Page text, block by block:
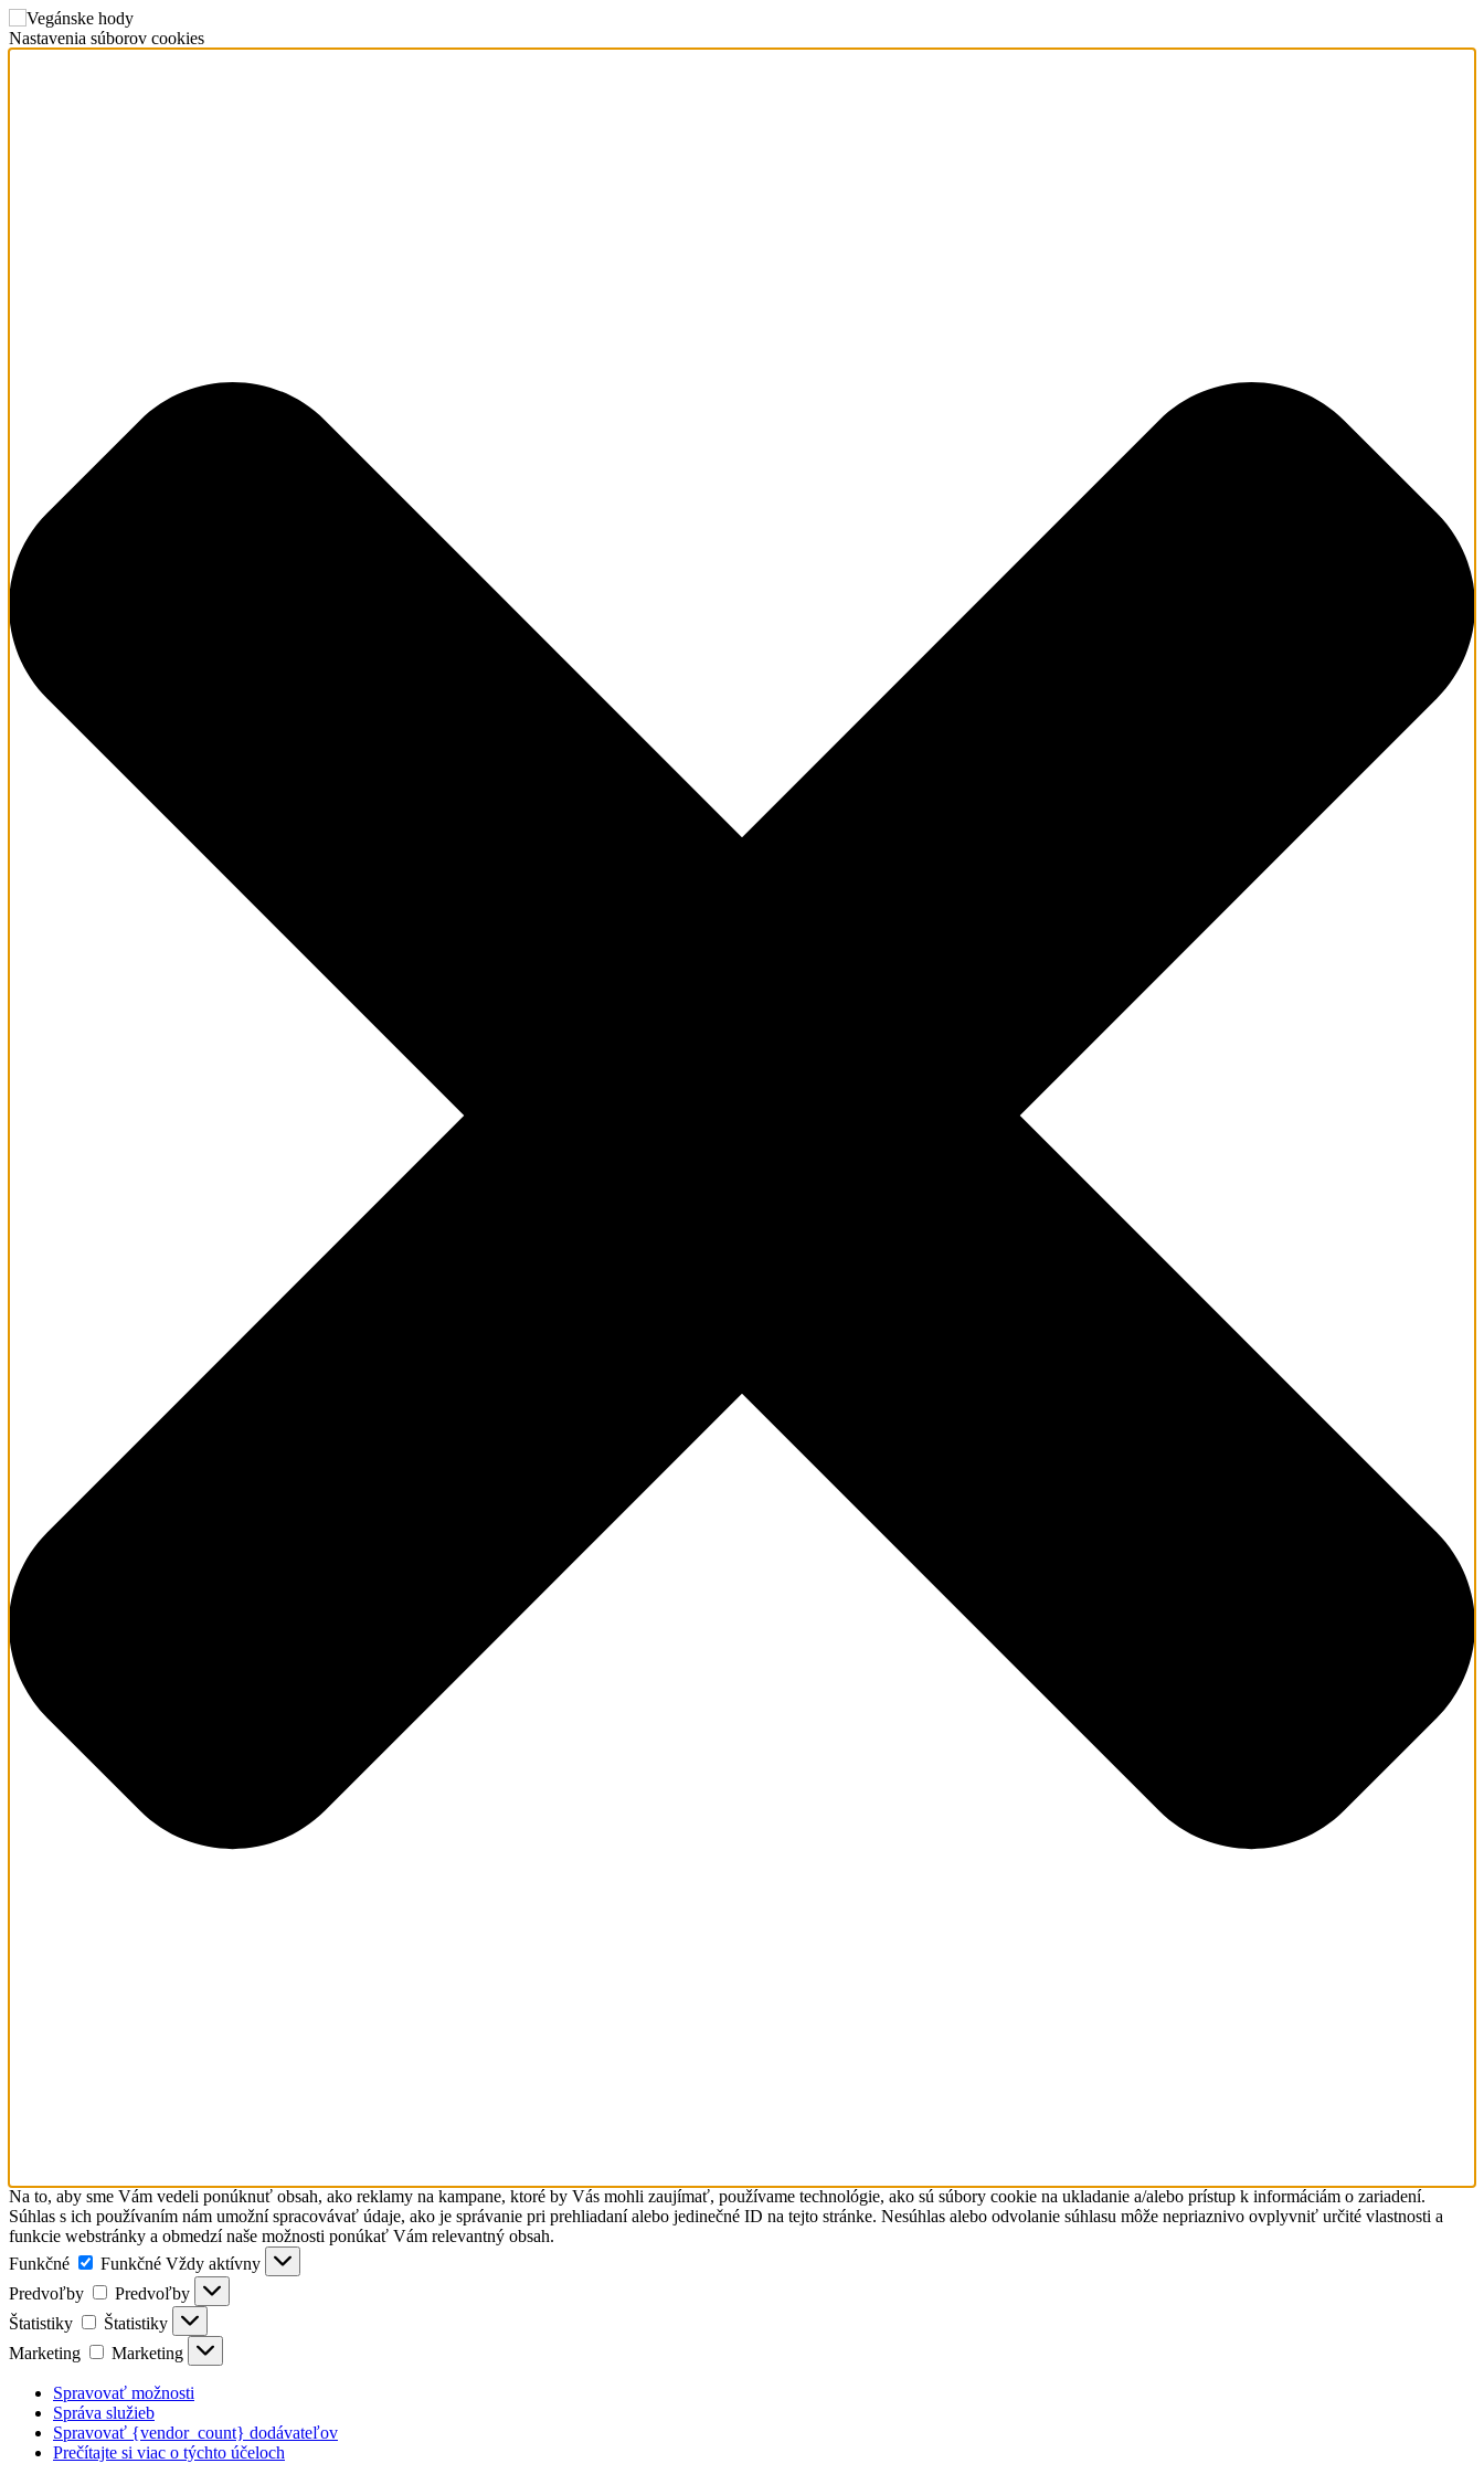
Nastavenia súborov cookies
Na to, aby sme Vám vedeli ponúknuť obsah, ako reklamy na kampane, ktoré by Vás mohli zaujímať, používame technológie, ako sú súbory cookie na ukladanie a/alebo prístup k informáciám o zariadení.
Súhlas s ich používaním nám umožní spracovávať údaje, ako je správanie pri prehliadaní alebo jedinečné ID na tejto stránke. Nesúhlas alebo odvolanie súhlasu môže nepriaznivo ovplyvniť určité vlastnosti a
funkcie webstránky a obmedzí naše možnosti ponúkať Vám relevantný obsah.
Funkčné
Funkčné Vždy aktívny
Predvoľby
Predvoľby
Štatistiky
Štatistiky
Marketing
Marketing
Spravovať možnosti
Správa služieb
Spravovať {vendor_count} dodávateľov
Prečítajte si viac o týchto účeloch